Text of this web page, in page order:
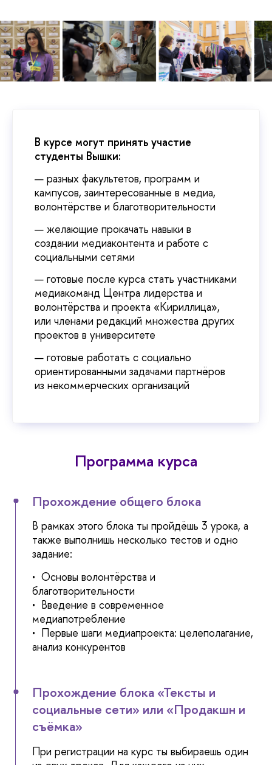
В курсе могут принять участие
студенты Вышки:
разных факультетов, программ и
кампусов, заинтересованные в медиа,
волонтёрстве и благотворительности
желающие прокачать навыки в
создании медиаконтента и работе с
социальными сетями
готовые после курса стать участниками
медиакоманд Центра лидерства и
волонтёрства и проекта «Кириллица»,
или членами редакций множества других
проектов в университете
готовые работать с социально
ориентированными задачами партнёров
из некоммерческих организаций
Программа курса
Прохождение общего блока
В рамках этого блока ты пройдёшь 3 урока, а
также выполнишь несколько тестов и одно
задание:
• Основы волонтёрства и
благотворительности
• Введение в современное
медиапотребление
• Первые шаги медиапроекта: целеполагание,
анализ конкурентов
Прохождение блока «Тексты и
социальные сети» или «Продакшн и
съёмка»
При регистрации на курс ты выбираешь один